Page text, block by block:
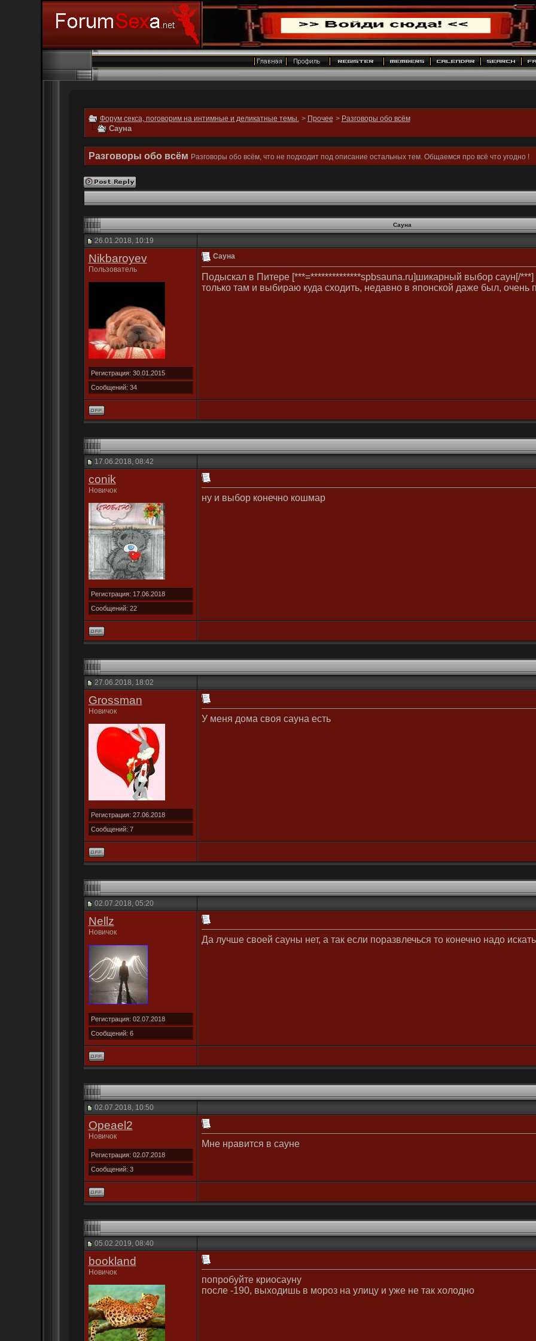
Форум секса, поговорим на интимные и деликатные темы. > Прочее > Разговоры обо всём
Сауна
Разговоры обо всём Разговоры обо всём, что не подходит под описание остальных тем. Общаемся про всё что угодно !
Сауна
26.01.2018, 10:19
Nikbaroyev
Пользователь
Регистрация: 30.01.2015
Сообщений: 34
Сауна
Подыскал в Питере [***=**************spbsauna.ru]шикарный выбор саун[/
только там и выбираю куда сходить, недавно в японской даже был, очень
17.06.2018, 08:42
conik
Новичок
Регистрация: 17.06.2018
Сообщений: 22
ну и выбор конечно кошмар
27.06.2018, 18:02
Grossman
Новичок
Регистрация: 27.06.2018
Сообщений: 7
У меня дома своя сауна есть
02.07.2018, 05:20
Nellz
Новичок
Регистрация: 02.07.2018
Сообщений: 6
Да лучше своей сауны нет, а так если поразвлечься то конечно надо
02.07.2018, 10:50
Opeael2
Новичок
Регистрация: 02.07.2018
Сообщений: 3
Мне нравится в сауне
05.02.2019, 08:40
bookland
Новичок
попробуйте криосауну
после -190, выходишь в мороз на улицу и уже не так холодно